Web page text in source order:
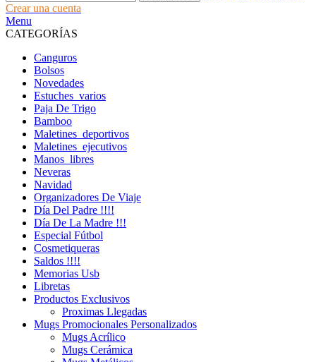
Crear una cuenta
Menu
CATEGORÍAS
Canguros
Bolsos
Novedades
Estuches_varios
Paja De Trigo
Bamboo
Maletines_deportivos
Maletines_ejecutivos
Manos_libres
Neveras
Navidad
Organizadores De Viaje
Día Del Padre !!!!
Día De La Madre !!!
Especial Fútbol
Cosmetiqueras
Saldos !!!!
Memorias Usb
Libretas
Productos Exclusivos
Proximas Llegadas
Mugs Promocionales Personalizados
Mugs Acrílico
Mugs Cerámica